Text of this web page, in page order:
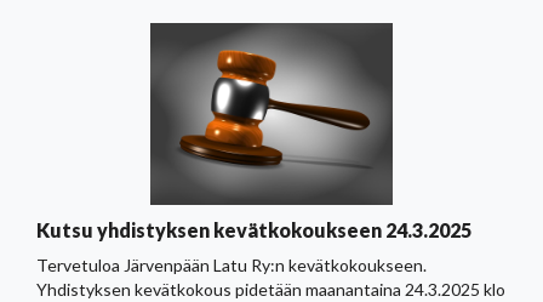
Kutsu yhdistyksen kevätkokoukseen 24.3.2025
Tervetuloa Järvenpään Latu Ry:n kevätkokoukseen.
Yhdistyksen kevätkokous pidetään maanantaina 24.3.2025 klo